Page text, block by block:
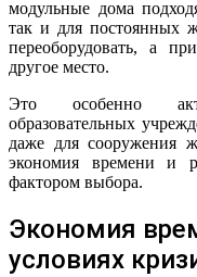
модульные дома
так и для постоянных
переоборудовать, а
другое место.
Это особенно
образовательных
даже для сооружения
экономия времени и
фактором выбора.
Экономия
условиях